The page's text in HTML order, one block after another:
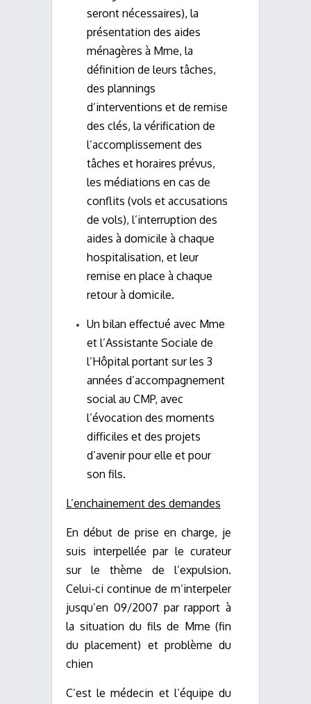
seront nécessaires), la
présentation des aides
ménagères à Mme, la
définition de leurs tâches,
des plannings
d’interventions et de remise
des clés, la vérification de
l’accomplissement des
tâches et horaires prévus,
les médiations en cas de
conflits (vols et accusations
de vols), l’interruption des
aides à domicile à chaque
hospitalisation, et leur
remise en place à chaque
retour à domicile.
Un bilan effectué avec Mme
et l’Assistante Sociale de
l’Hôpital portant sur les 3
années d’accompagnement
social au CMP, avec
l’évocation des moments
difficiles et des projets
d’avenir pour elle et pour
son fils.
L’enchainement des demandes
En début de prise en charge, je
suis interpellée par le curateur
sur le thème de l’expulsion.
Celui-ci continue de m’interpeler
jusqu’en 09/2007 par rapport à
la situation du fils de Mme (fin
du placement) et problème du
chien
C’est le médecin et l’équipe du